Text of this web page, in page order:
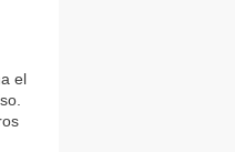
el